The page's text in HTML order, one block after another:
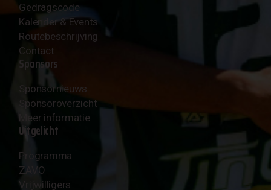
Gedragscode
Kalender & Events
Routebeschrijving
Contact
Sponsors
Sponsornieuws
Sponsoroverzicht
Meer informatie
Uitgelicht
Programma
ZAVO
Vrijwilligers